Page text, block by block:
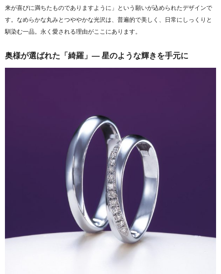
来が喜びに満ちたものでありますように」という願いが込められたデザインで
す。なめらかな丸みとつややかな光沢は、普遍的で美しく、日常にしっくりと
馴染む一品。永く愛される理由がここにあります。
奥様が選ばれた「綺羅」― 星のような輝きを手元に